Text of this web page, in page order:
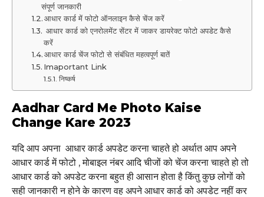
संपूर्ण जानकारी
आधार कार्ड में फोटो ऑनलाइन कैसे चेंज करें
आधार कार्ड को एनरोलमेंट सेंटर में जाकर डायरेक्ट फोटो अपडेट कैसे
करें
आधार कार्ड चेंज फोटो से संबंधित महत्वपूर्ण बातें
Imaportant Link
निष्कर्ष
Aadhar Card Me Photo Kaise
Change Kare 2023
यदि आप अपना आधार कार्ड अपडेट करना चाहते हो अर्थात आप अपने
आधार कार्ड में फोटो , मोबाइल नंबर आदि चीजों को चेंज करना चाहते हो तो
आधार कार्ड को अपडेट करना बहुत ही आसान होता है किंतु कुछ लोगों को
सही जानकारी न होने के कारण वह अपने आधार कार्ड को अपडेट नहीं कर